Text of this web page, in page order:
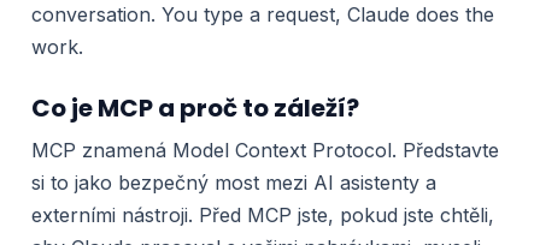
conversation. You type a request, Claude does the
work.
Co je MCP a proč to záleží?
MCP znamená Model Context Protocol. Představte
si to jako bezpečný most mezi AI asistenty a
externími nástroji. Před MCP jste, pokud jste chtěli,